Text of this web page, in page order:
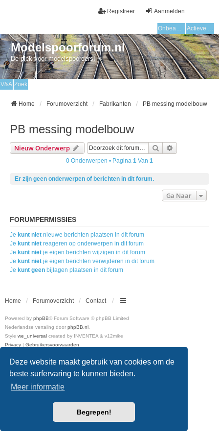
Deze website maakt gebruik van cookies om de
beste surfervaring te kunnen bieden.
Meer informatie
Begrepen!
Aanmelden
Registreer
Onbeantwoorde onderwerpen Actieve onderwerpen
Modelspoorforum.nl
De plek voor modelspoorders!
V&A Zoek
Home Forumoverzicht Fabrikanten PB messing modelbouw
PB messing modelbouw
Nieuw Onderwerp Zoek
0 Onderwerpen • Pagina 1 Van 1
Er zijn geen onderwerpen of berichten in dit forum.
Ga Naar
FORUMPERMISSIES
Je kunt niet nieuwe berichten plaatsen in dit forum
Je kunt niet reageren op onderwerpen in dit forum
Je kunt niet je eigen berichten wijzigen in dit forum
Je kunt niet je eigen berichten verwijderen in dit forum
Je kunt geen bijlagen plaatsen in dit forum
Home Forumoverzicht Contact
Powered by phpBB® Forum Software © phpBB Limited
Nederlandse vertaling door phpBB.nl
Style we_universal created by INVENTEA & v12mike
Privacy | Gebruikersvoorwaarden